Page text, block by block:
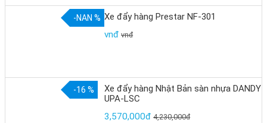
-NAN % Xe đẩy hàng Prestar NF-301
vnđ vnđ
-16 %
Xe đẩy hàng Nhật Bản sàn nhựa DANDY
UPA-LSC
3,570,000đ 4,230,000đ